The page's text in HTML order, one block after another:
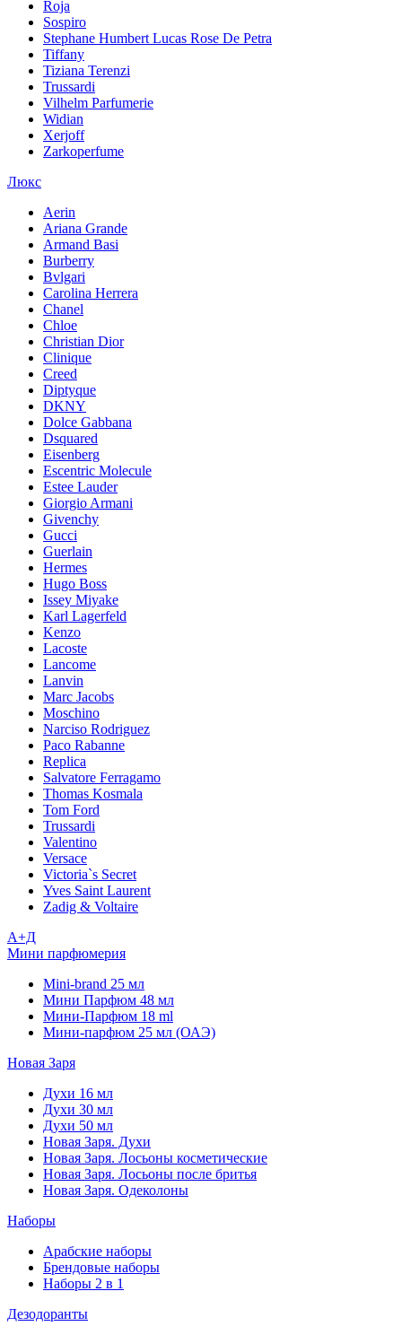
Roja
Sospiro
Stephane Humbert Lucas Rose De Petra
Tiffany
Tiziana Terenzi
Trussardi
Vilhelm Parfumerie
Widian
Xerjoff
Zarkoperfume
Люкс
Aerin
Ariana Grande
Armand Basi
Burberry
Bvlgari
Carolina Herrera
Chanel
Chloe
Christian Dior
Clinique
Creed
Diptyque
DKNY
Dolce Gabbana
Dsquared
Eisenberg
Escentric Molecule
Estee Lauder
Giorgio Armani
Givenchy
Gucci
Guerlain
Hermes
Hugo Boss
Issey Miyake
Karl Lagerfeld
Kenzo
Lacoste
Lancome
Lanvin
Marc Jacobs
Moschino
Narciso Rodriguez
Paco Rabanne
Replica
Salvatore Ferragamo
Thomas Kosmala
Tom Ford
Trussardi
Valentino
Versace
Victoria`s Secret
Yves Saint Laurent
Zadig & Voltaire
А+Д
Мини парфюмерия
Mini-brand 25 мл
Мини Парфюм 48 мл
Мини-Парфюм 18 ml
Мини-парфюм 25 мл (ОАЭ)
Новая Заря
Духи 16 мл
Духи 30 мл
Духи 50 мл
Новая Заря. Духи
Новая Заря. Лосьоны косметические
Новая Заря. Лосьоны после бритья
Новая Заря. Одеколоны
Наборы
Арабские наборы
Брендовые наборы
Наборы 2 в 1
Дезодоранты